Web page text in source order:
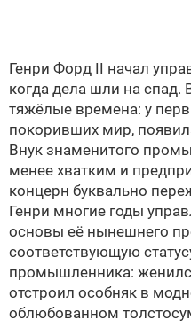
Генри Форд II начал
когда дела шли на спад.
тяжёлые времена: у
покоривших мир,
Внук знаменитого
менее хватким и
концерн буквально
Генри многие годы
основы её нынешнего
соответствующую
промышленника:
отстроил особняк в
облюбованном